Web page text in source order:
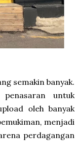
semakin banyak.
untuk
oleh banyak
menjadi
perdagangan